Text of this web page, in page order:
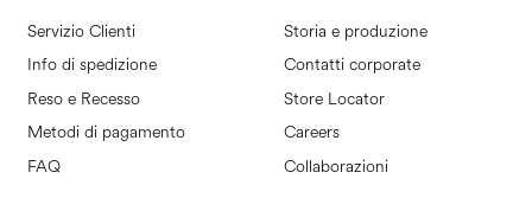
Servizio Clienti
Info di spedizione
Reso e Recesso
Metodi di pagamento
FAQ
Storia e produzione
Contatti corporate
Store Locator
Careers
Collaborazioni